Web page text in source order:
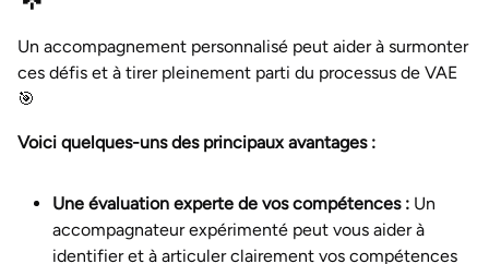
Un accompagnement personnalisé peut aider à surmonter
ces défis et à tirer pleinement parti du processus de VAE
🎯
Voici quelques-uns des principaux avantages :
Une évaluation experte de vos compétences : Un
accompagnateur expérimenté peut vous aider à
identifier et à articuler clairement vos compétences